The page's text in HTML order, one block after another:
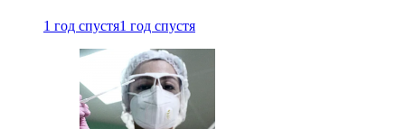
1 год спустя1 год спустя